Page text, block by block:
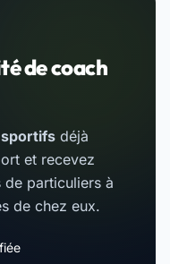
de coach
déjà
et recevez
de particuliers à
de chez eux.